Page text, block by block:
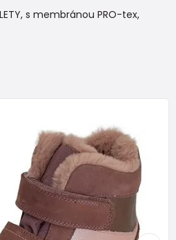
s membránou PRO-tex,